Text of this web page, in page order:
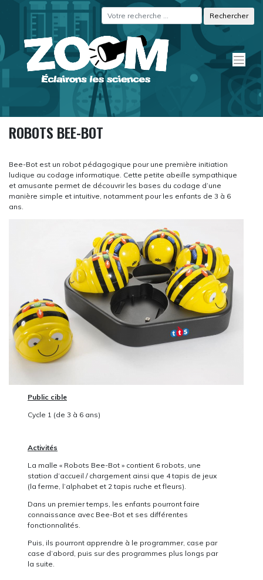
Panneau de gestion des cookies
ROBOTS BEE-BOT
Bee-Bot est un robot pédagogique pour une première initiation
ludique au codage informatique. Cette petite abeille sympathique
et amusante permet de découvrir les bases du codage d’une
manière simple et intuitive, notamment pour les enfants de 3 à 6
ans.
Public cible
Cycle 1 (de 3 à 6 ans)
Activités
La malle « Robots Bee-Bot » contient 6 robots, une
station d’accueil / chargement ainsi que 4 tapis de jeux
(la ferme, l’alphabet et 2 tapis ruche et fleurs).
Dans un premier temps, les enfants pourront faire
connaissance avec Bee-Bot et ses différentes
fonctionnalités.
Puis, ils pourront apprendre à le programmer, case par
case d’abord, puis sur des programmes plus longs par
la suite.